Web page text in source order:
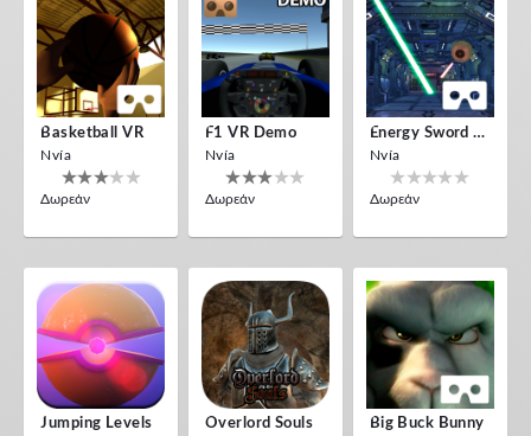
Basketball VR
Nvía
Δωρεάν
F1 VR Demo
Nvía
Δωρεάν
Energy Sword VR
Nvía
Δωρεάν
Jumping Levels Overlord Souls Big Buck Bunny